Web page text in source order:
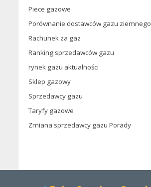
Piece gazowe
Porównanie dostawców gazu ziemnego
Rachunek za gaz
Ranking sprzedawców gazu
rynek gazu aktualności
Sklep gazowy
Sprzedawcy gazu
Taryfy gazowe
Zmiana sprzedawcy gazu Porady